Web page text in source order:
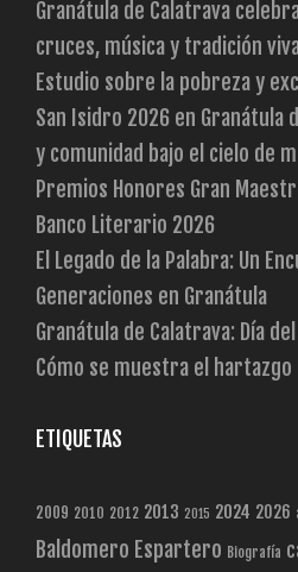
Granátula de Calatrava
cruces, música y tradición
Estudio sobre la pobreza y
San Isidro 2026 en Granátula
y comunidad bajo el cielo de
Premios Honores Gran
Banco Literario 2026
El Legado de la Palabra: Un
Generaciones en Granátula
Granátula de Calatrava: Día
Cómo se muestra el hartazgo
ETIQUETAS
2009 2010 2012 2013 2015 2024 2026
Baldomero Espartero Biografía